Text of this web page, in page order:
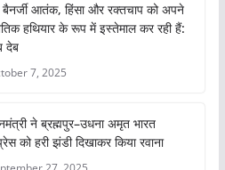
बैनर्जी आतंक, हिंसा और रक्तचाप को अपने
हथियार के रूप में इस्तेमाल कर रही हैं:
देब
7, 2025
ने ब्रह्मपुर–उधना अमृत भारत
को हरी झंडी दिखाकर किया रवाना